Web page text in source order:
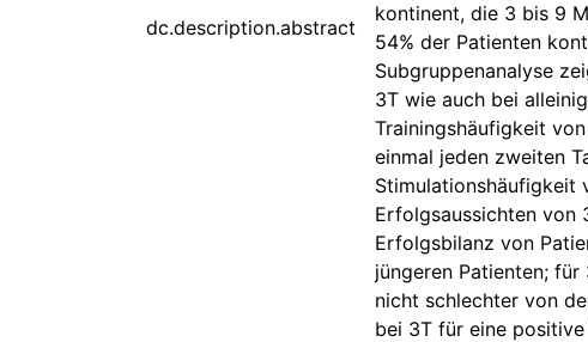
dc.description.abstract
kontinent, die 3 bis 9
54% der Patienten
Subgruppenanalyse
3T wie auch bei
Trainingshäufigkeit
einmal jeden zweiten
Stimulationshäufigkeit
Erfolgsaussichten von
Erfolgsbilanz von
jüngeren Patienten;
nicht schlechter von
bei 3T für eine